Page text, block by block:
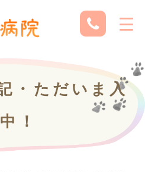
・ただいま入
！